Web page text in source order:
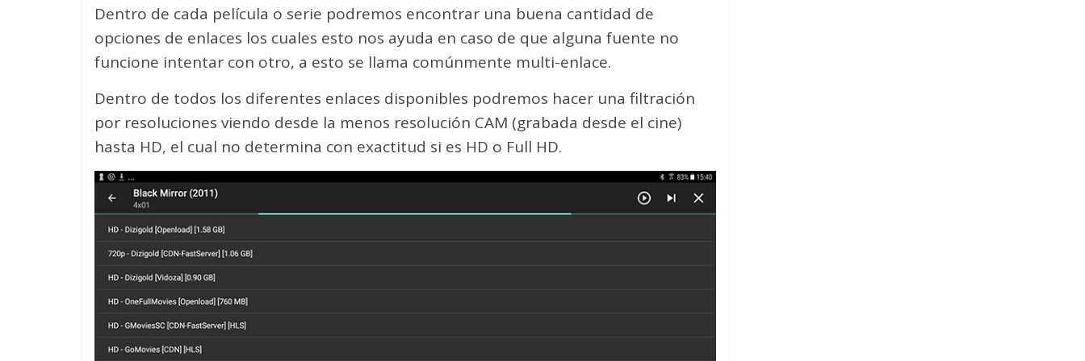
Dentro de cada película o serie podremos encontrar una buena cantidad de
opciones de enlaces los cuales esto nos ayuda en caso de que alguna fuente no
funcione intentar con otro, a esto se llama comúnmente multi-enlace.
Dentro de todos los diferentes enlaces disponibles podremos hacer una filtración
por resoluciones viendo desde la menos resolución CAM (grabada desde el cine)
hasta HD, el cual no determina con exactitud si es HD o Full HD.